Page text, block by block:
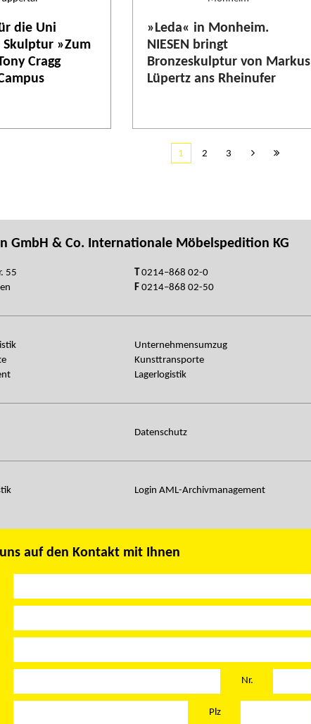
die Uni
»Zum
Cragg
»Leda« in Monheim.
NIESEN bringt
Bronzeskulptur von Markus
Lüpertz ans Rheinufer
1 2 3
GmbH & Co. Internationale Möbelspedition KG
55
T0214–868 02-0
F0214–868 02-50
Unternehmensumzug
Kunsttransporte
Lagerlogistik
Datenschutz
Login AML-Archivmanagement
auf den Kontakt mit Ihnen
Nr.
Plz